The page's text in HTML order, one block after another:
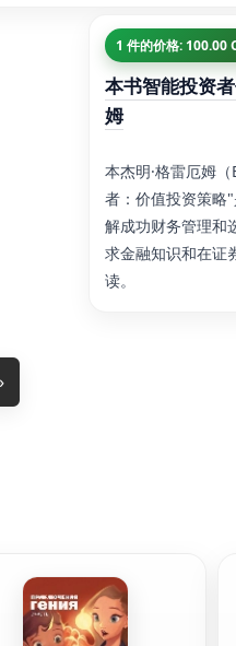
1 件的价格: 100.00
本书智能投资
姆
本杰明·格雷厄姆
者：价值投资策略
解成功财务管理和
求金融知识和在证
读。